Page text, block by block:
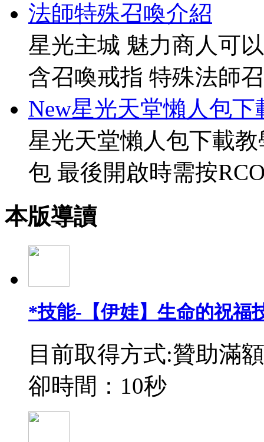
法師特殊召喚介紹
星光主城 魅力商人可
含召喚戒指 特殊法師
New星光天堂懶人包下
星光天堂懶人包下載
包 最後開啟時需按
本版導讀
*技能-【伊娃】生命的祝福
目前取得方式:贊助滿
卻時間：10秒